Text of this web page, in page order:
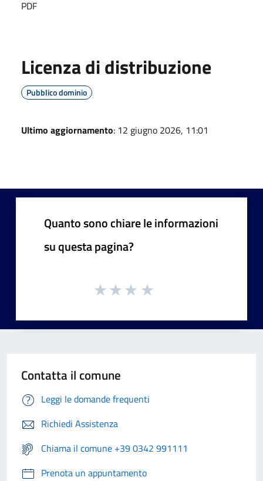
PDF
Licenza di distribuzione
Pubblico dominio
Ultimo aggiornamento: 12 giugno 2026, 11:01
Quanto sono chiare le informazioni
su questa pagina?
Contatta il comune
Leggi le domande frequenti
Richiedi Assistenza
Chiama il comune +39 0342 991111
Prenota un appuntamento